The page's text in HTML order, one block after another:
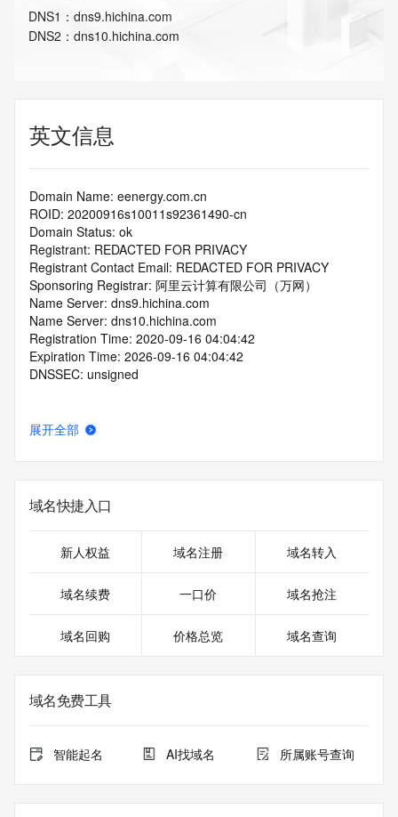
DNS1 ： dns9.hichina.com
DNS2 ： dns10.hichina.com
英文信息
Domain Name: eenergy.com.cn
ROID: 20200916s10011s92361490-cn
Domain Status: ok
Registrant: REDACTED FOR PRIVACY
Registrant Contact Email: REDACTED FOR PRIVACY
Sponsoring Registrar: 阿里云计算有限公司（万网）
Name Server: dns9.hichina.com
Name Server: dns10.hichina.com
Registration Time: 2020-09-16 04:04:42
Expiration Time: 2026-09-16 04:04:42
DNSSEC: unsigned
展开全部
域名快捷入口
新人权益 域名注册 域名转入
域名续费 一口价 域名抢注
域名回购 价格总览 域名查询
域名免费工具
智能起名 AI找域名 所属账号查询